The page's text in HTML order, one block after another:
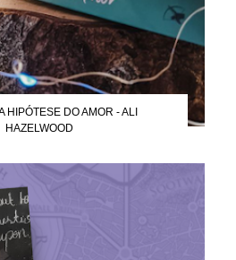
HIPÓTESE DO AMOR - ALI
HAZELWOOD